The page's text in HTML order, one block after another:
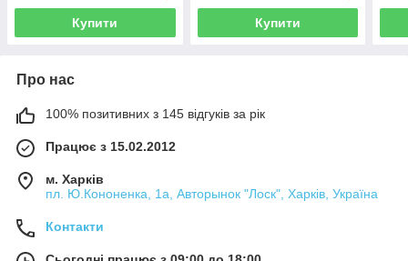
933T1 (код 5101)
Купити Купити
Про нас
100% позитивних з 145 відгуків за рік
Працює з 15.02.2012
м. Харків
пл. Ю.Кононенка, 1а, Авторынок "Лоск", Харків, Україна
Контакти